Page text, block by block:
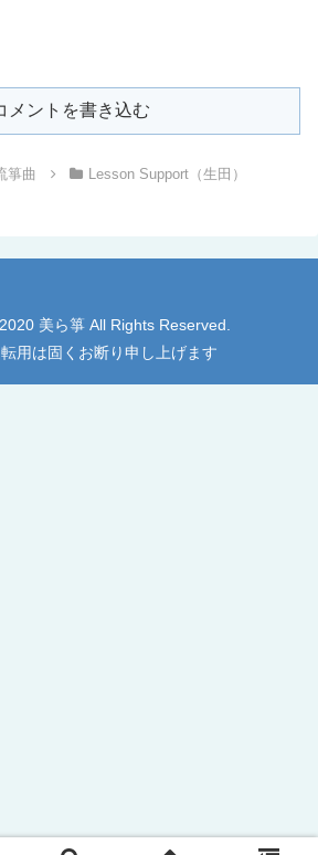
メントを書き込む
箏曲 Lesson Support（生田）
美ら箏 All Rights Reserved.
用は固くお断り申し上げます